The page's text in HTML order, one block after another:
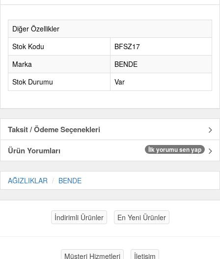
Diğer Özellikler
Stok Kodu
BFSZ17
Marka
BENDE
Stok Durumu
Var
Taksit / Ödeme Seçenekleri
Ürün Yorumları
İlk yorumu sen yap
AĞIZLIKLAR BENDE
İndirimli Ürünler En Yeni Ürünler
Müşteri Hizmetleri İletişim